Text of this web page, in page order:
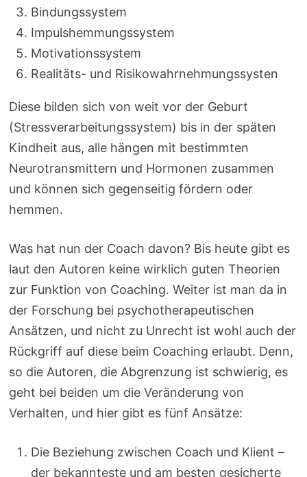
Bindungssystem
Impulshemmungssystem
Motivationssystem
Realitäts- und Risikowahrnehmungssysten
Diese bilden sich von weit vor der Geburt
(Stressverarbeitungssystem) bis in der späten
Kindheit aus, alle hängen mit bestimmten
Neurotransmittern und Hormonen zusammen
und können sich gegenseitig fördern oder
hemmen.
Was hat nun der Coach davon? Bis heute gibt es
laut den Autoren keine wirklich guten Theorien
zur Funktion von Coaching. Weiter ist man da in
der Forschung bei psychotherapeutischen
Ansätzen, und nicht zu Unrecht ist wohl auch der
Rückgriff auf diese beim Coaching erlaubt. Denn,
so die Autoren, die Abgrenzung ist schwierig, es
geht bei beiden um die Veränderung von
Verhalten, und hier gibt es fünf Ansätze:
Die Beziehung zwischen Coach und Klient –
der bekannteste und am besten gesicherte